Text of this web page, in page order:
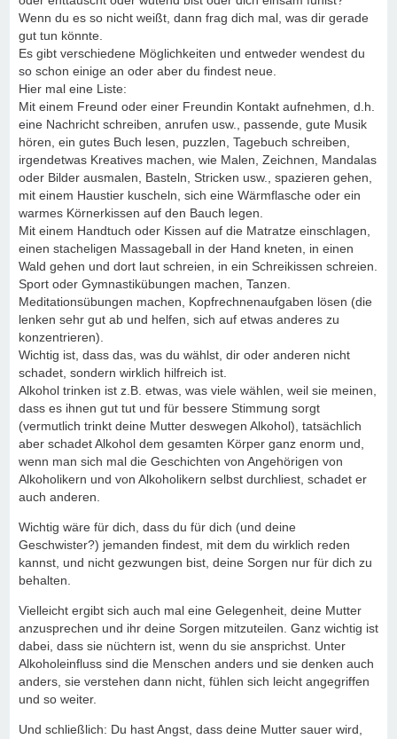
Wenn du es so nicht weißt, dann frag dich mal, was dir gerade
gut tun könnte.
Es gibt verschiedene Möglichkeiten und entweder wendest du
so schon einige an oder aber du findest neue.
Hier mal eine Liste:
Mit einem Freund oder einer Freundin Kontakt aufnehmen, d.h.
eine Nachricht schreiben, anrufen usw., passende, gute Musik
hören, ein gutes Buch lesen, puzzlen, Tagebuch schreiben,
irgendetwas Kreatives machen, wie Malen, Zeichnen, Mandalas
oder Bilder ausmalen, Basteln, Stricken usw., spazieren gehen,
mit einem Haustier kuscheln, sich eine Wärmflasche oder ein
warmes Körnerkissen auf den Bauch legen.
Mit einem Handtuch oder Kissen auf die Matratze einschlagen,
einen stacheligen Massageball in der Hand kneten, in einen
Wald gehen und dort laut schreien, in ein Schreikissen schreien.
Sport oder Gymnastikübungen machen, Tanzen.
Meditationsübungen machen, Kopfrechnenaufgaben lösen (die
lenken sehr gut ab und helfen, sich auf etwas anderes zu
konzentrieren).
Wichtig ist, dass das, was du wählst, dir oder anderen nicht
schadet, sondern wirklich hilfreich ist.
Alkohol trinken ist z.B. etwas, was viele wählen, weil sie meinen,
dass es ihnen gut tut und für bessere Stimmung sorgt
(vermutlich trinkt deine Mutter deswegen Alkohol), tatsächlich
aber schadet Alkohol dem gesamten Körper ganz enorm und,
wenn man sich mal die Geschichten von Angehörigen von
Alkoholikern und von Alkoholikern selbst durchliest, schadet er
auch anderen.
Wichtig wäre für dich, dass du für dich (und deine
Geschwister?) jemanden findest, mit dem du wirklich reden
kannst, und nicht gezwungen bist, deine Sorgen nur für dich zu
behalten.
Vielleicht ergibt sich auch mal eine Gelegenheit, deine Mutter
anzusprechen und ihr deine Sorgen mitzuteilen. Ganz wichtig ist
dabei, dass sie nüchtern ist, wenn du sie ansprichst. Unter
Alkoholeinfluss sind die Menschen anders und sie denken auch
anders, sie verstehen dann nicht, fühlen sich leicht angegriffen
und so weiter.
Und schließlich: Du hast Angst, dass deine Mutter sauer wird,